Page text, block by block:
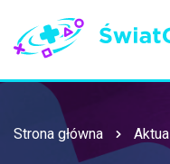
Strona główna